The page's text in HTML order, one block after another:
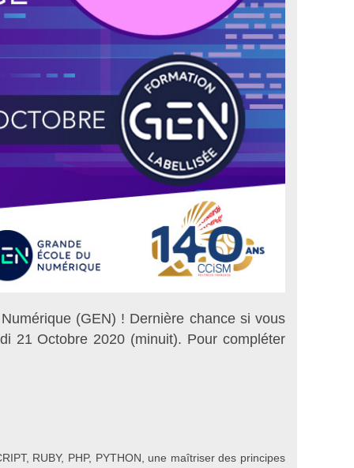
(GEN) ! Dernière chance si vous
21 Octobre 2020 (minuit). Pour compléter
RUBY, PHP, PYTHON, une maîtriser des principes